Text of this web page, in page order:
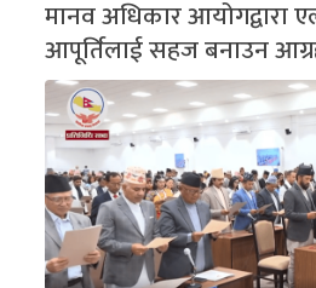
मानव अधिकार आयोगद्वारा
आपूर्तिलाई सहज बनाउन